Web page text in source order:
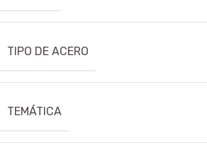
TIPO DE ACERO
TEMÁTICA